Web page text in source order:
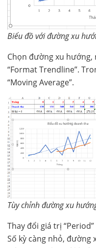
Biểu đồ với đường xu
Chọn đường xu
“Format Trendline”.
“Moving Average”.
Tùy chỉnh đường xu
Thay đổi giá trị
Số kỳ càng nhỏ, đường